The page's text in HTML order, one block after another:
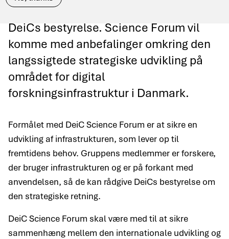
rådgivende forum med reference til
DeiCs bestyrelse. Science Forum vil
komme med anbefalinger omkring den
langssigtede strategiske udvikling på
området for digital
forskningsinfrastruktur i Danmark.
Formålet med DeiC Science Forum er at sikre en
udvikling af infrastrukturen, som lever op til
fremtidens behov. Gruppens medlemmer er forskere,
der bruger infrastrukturen og er på forkant med
anvendelsen, så de kan rådgive DeiCs bestyrelse om
den strategiske retning.
DeiC Science Forum skal være med til at sikre
sammenhæng mellem den internationale udvikling og